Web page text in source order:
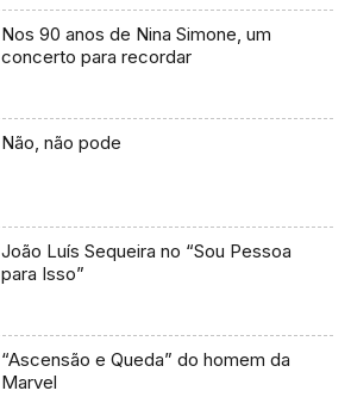
Nos 90 anos de Nina Simone, um
concerto para recordar
Não, não pode
João Luís Sequeira no “Sou Pessoa
para Isso”
“Ascensão e Queda” do homem da
Marvel